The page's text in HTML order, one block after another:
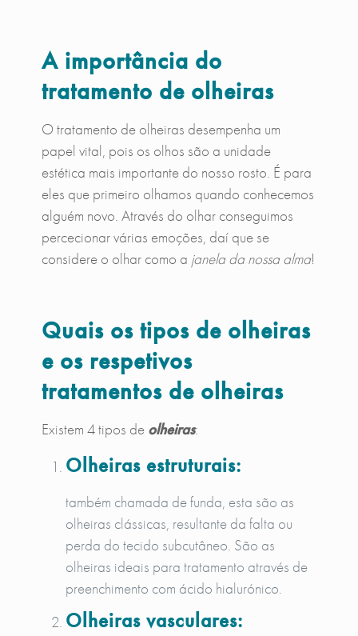
A importância do
tratamento de olheiras
O tratamento de olheiras desempenha um
papel vital, pois os olhos são a unidade
estética mais importante do nosso rosto. É para
eles que primeiro olhamos quando conhecemos
alguém novo. Através do olhar conseguimos
percecionar várias emoções, daí que se
considere o olhar como a janela da nossa alma!
Quais os tipos de olheiras
e os respetivos
tratamentos de olheiras
Existem 4 tipos de olheiras:
Olheiras estruturais:
também chamada de funda, esta são as
olheiras clássicas, resultante da falta ou
perda do tecido subcutâneo. São as
olheiras ideais para tratamento através de
preenchimento com ácido hialurónico.
Olheiras vasculares: